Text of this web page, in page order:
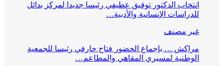
انتخاب الدكتور توفيق عطيفي رئيسا جديدا لمركز بدائل
للدراسات الإنسانية والأدبية…
غير مصنف
مراكش … بإجماع الحضور فتاح حارفي رئيسا للجمعية
الوطنية لمسيري المقاهي والمطاعم…